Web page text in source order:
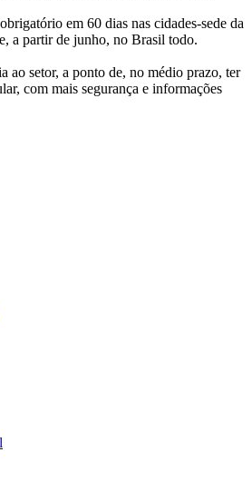
em 60 dias nas cidades-sede da
a partir de junho, no Brasil todo.
ao setor, a ponto de, no médio prazo, ter
com mais segurança e informações